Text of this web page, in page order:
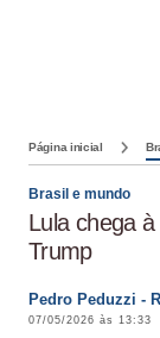
Página inicial
Brasil e mundo
Lula chega
Trump
Pedro Peduzzi -
07/05/2026 às 13:33